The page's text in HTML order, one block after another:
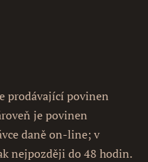
prodávající povinen
je povinen
daně on-line; v
nejpozději do 48 hodin.